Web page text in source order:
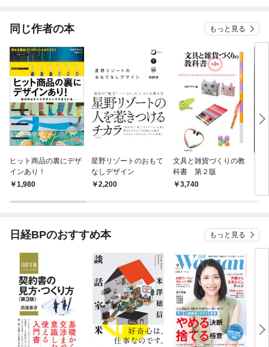
同じ作者の本 もっと見る
ヒット商品の裏にデザ
インあり！
1,980
星野リゾートのおもて
なしデザイン
2,200
文具と雑貨づくりの教
科書 第２版
3,740
日経BPのおすすめ本 もっと見る